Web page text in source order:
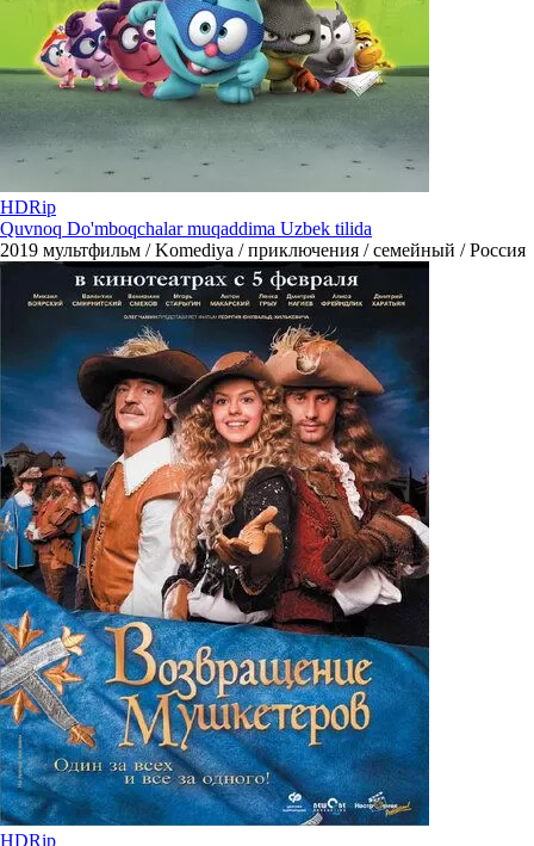
HDRip
Quvnoq Do'mboqchalar muqaddima Uzbek tilida
2019 мультфильм / Komediya / приключения / семейный / Россия
HDRip